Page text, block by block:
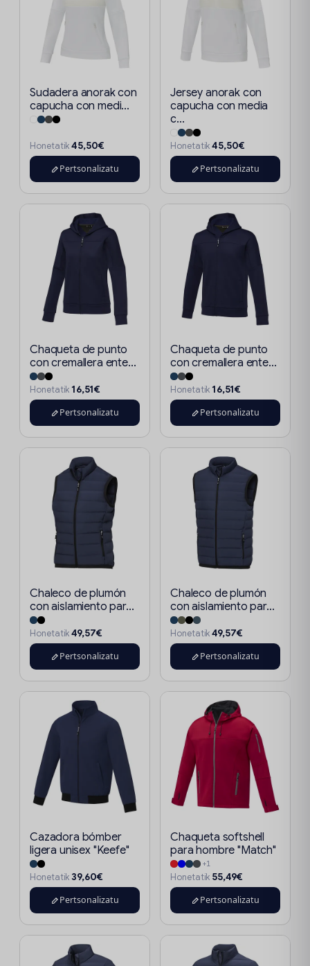
Sudadera anorak con
capucha con medi...
Honetatik45,50€
Pertsonalizatu
Jersey anorak con
capucha con media
c...
Honetatik45,50€
Pertsonalizatu
Chaqueta de punto
con cremallera ente...
Honetatik 16,51€
Pertsonalizatu
Chaqueta de punto
con cremallera ente...
Honetatik 16,51€
Pertsonalizatu
Chaleco de plumón
con aislamiento par...
Honetatik49,57€
Pertsonalizatu
Chaleco de plumón
con aislamiento par...
Honetatik49,57€
Pertsonalizatu
Cazadora bómber
ligera unisex "Keefe"
Honetatik 39,60€
Pertsonalizatu
Chaqueta softshell
para hombre "Match"
+1
Honetatik 55,49€
Pertsonalizatu